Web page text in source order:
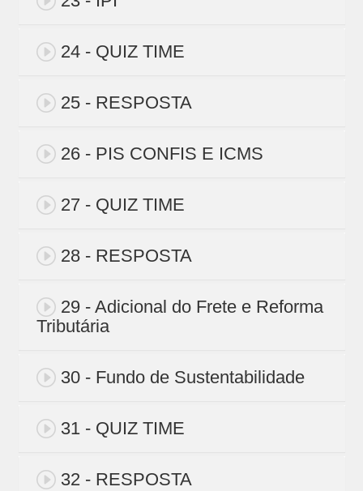
24 - QUIZ TIME
25 - RESPOSTA
26 - PIS CONFIS E ICMS
27 - QUIZ TIME
28 - RESPOSTA
29 - Adicional do Frete e Reforma
Tributária
30 - Fundo de Sustentabilidade
31 - QUIZ TIME
32 - RESPOSTA